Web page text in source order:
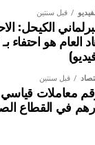
قبل سنتين
الكيحل:
العام هو احتفاء
قبل سنتين
في القطاع